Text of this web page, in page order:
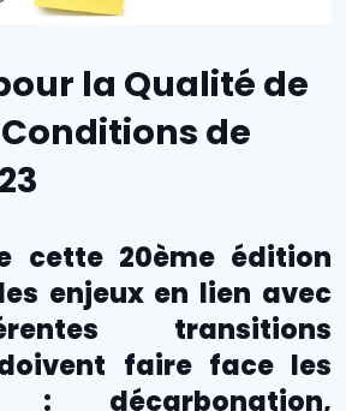
la Qualité de
de
cette 20ème édition
enjeux en lien avec
transitions
faire face les
: décarbonation,